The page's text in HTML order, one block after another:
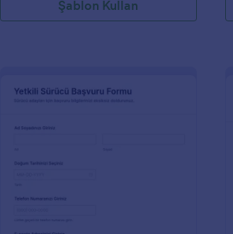
Şablon Kullan